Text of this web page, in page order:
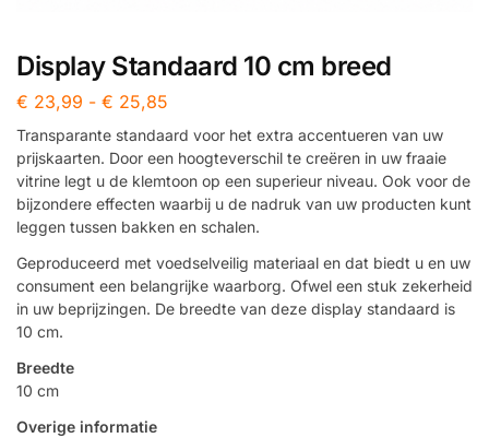
Display Standaard 10 cm breed
€ 23,99 - € 25,85
Transparante standaard voor het extra accentueren van uw
prijskaarten. Door een hoogteverschil te creëren in uw fraaie
vitrine legt u de klemtoon op een superieur niveau. Ook voor de
bijzondere effecten waarbij u de nadruk van uw producten kunt
leggen tussen bakken en schalen.
Geproduceerd met voedselveilig materiaal en dat biedt u en uw
consument een belangrijke waarborg. Ofwel een stuk zekerheid
in uw beprijzingen. De breedte van deze display standaard is
10 cm.
Breedte
10 cm
Overige informatie